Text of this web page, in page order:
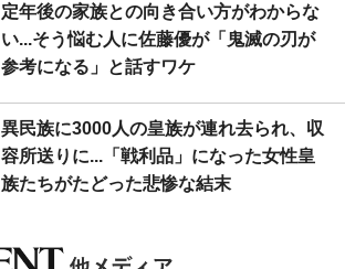
定年後の家族との向き合い方がわからな
い...そう悩む人に佐藤優が「鬼滅の刃が
参考になる」と話すワケ
異民族に3000人の皇族が連れ去られ、収
容所送りに...「戦利品」になった女性皇
族たちがたどった悲惨な結末